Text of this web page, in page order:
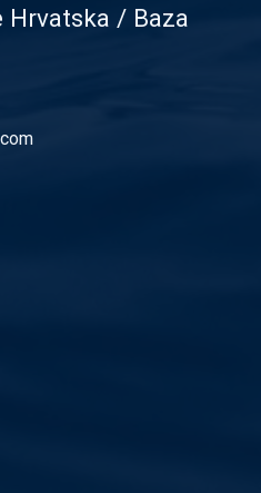
Hrvatska / Baza